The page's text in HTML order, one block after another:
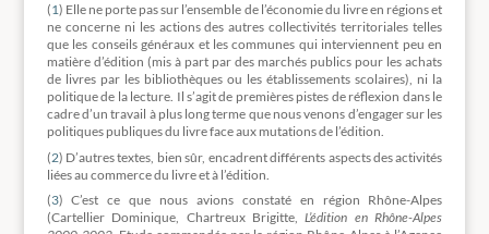
(1) Elle ne porte pas sur l’ensemble de l’économie du livre en régions et
ne concerne ni les actions des autres collectivités territoriales telles
que les conseils généraux et les communes qui interviennent peu en
matière d’édition (mis à part par des marchés publics pour les achats
de livres par les bibliothèques ou les établissements scolaires), ni la
politique de la lecture. Il s’agit de premières pistes de réflexion dans le
cadre d’un travail à plus long terme que nous venons d’engager sur les
politiques publiques du livre face aux mutations de l’édition.
(2) D’autres textes, bien sûr, encadrent différents aspects des activités
liées au commerce du livre et à l’édition.
(3) C’est ce que nous avions constaté en région Rhône-Alpes
(Cartellier Dominique, Chartreux Brigitte,L’édition en Rhône-Alpes